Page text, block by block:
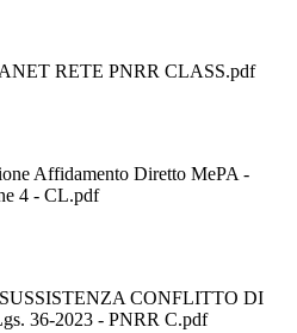
RETE PNRR CLASS.pdf
Affidamento Diretto MePA -
4 - CL.pdf
CONFLITTO DI
36-2023 - PNRR C.pdf